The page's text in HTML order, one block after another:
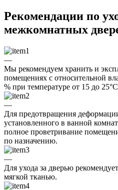
Рекомендации по
межкомнатных
—
Мы рекомендуем хранить и
помещениях с относительной
% при температуре от 15 до 25°C
—
Для предотвращения
установленного в ванной
полное проветривание
по назначению.
—
Для ухода за дверью
мягкой тканью.